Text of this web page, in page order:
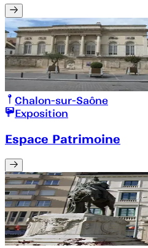
Chalon-sur-Saône
Exposition
Espace Patrimoine